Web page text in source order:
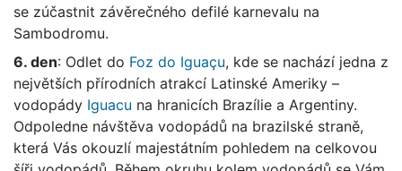
se zúčastnit závěrečného defilé karnevalu na
Sambodromu.
6. den: Odlet do Foz do Iguaçu, kde se nachází jedna z
největších přírodních atrakcí Latinské Ameriky –
vodopády Iguacu na hranicích Brazílie a Argentiny.
Odpoledne návštěva vodopádů na brazilské straně,
která Vás okouzlí majestátním pohledem na celkovou